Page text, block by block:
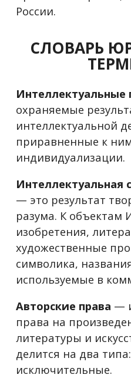
России.
СЛОВАРЬ
Интеллектуальные
охраняемые
интеллектуальной
приравненные к
индивидуализации.
Интеллектуальная
— это результат
разума. К объектам
изобретения,
художественные
символика,
используемые в
Авторские права —
права на
литературы и
делится на два
исключительные.